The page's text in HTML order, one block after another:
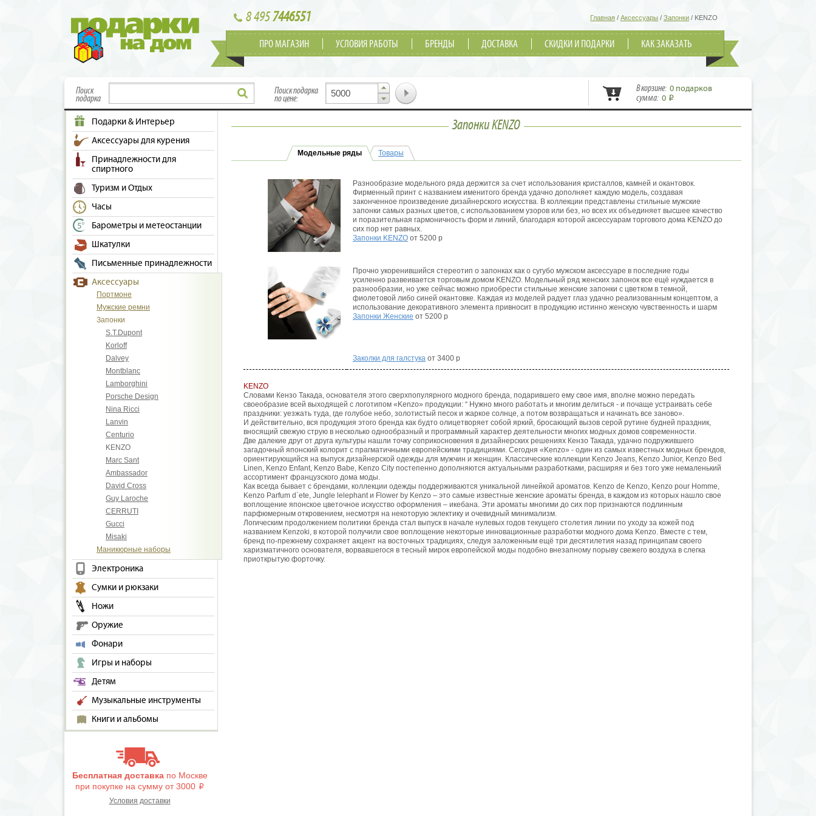
8 4957446551 Главная / Аксессуары / Запонки / KENZO
ПРО МАГАЗИН УСЛОВИЯ РАБОТЫ БРЕНДЫ ДОСТАВКА СКИДКИ И ПОДАРКИ КАК ЗАКАЗАТЬ
Поиск
подарка
Поиск подарка
по цене:
В корзине: 0 подарков
сумма: 0 i
Подарки & Интерьер
Аксессуары для курения
Принадлежности для
спиртного
Туризм и Отдых
Часы
Барометры и метеостанции
Шкатулки
Письменные принадлежности
Аксессуары
Портмоне
Мужские ремни
Запонки
S.T.Dupont
Korloff
Dalvey
Montblanc
Lamborghini
Porsche Design
Nina Ricci
Lanvin
Centurio
KENZO
Marc Sant
Ambassador
David Cross
Guy Laroche
CERRUTI
Gucci
Misaki
Маникюрные наборы
Электроника
Сумки и рюкзаки
Ножи
Оружие
Фонари
Игры и наборы
Детям
Музыкальные инструменты
Книги и альбомы
Бесплатная доставкапо Москве
при покупке на сумму от 3000 i
Условия доставки
Запонки KENZO
Модельные ряды Товары
Разнообразие модельного ряда держится за счет использования кристаллов, камней и окантовок.
Фирменный принт с названием именитого бренда удачно дополняет каждую модель, создавая
законченное произведение дизайнерского искусства. В коллекции представлены стильные мужские
запонки самых разных цветов, с использованием узоров или без, но всех их объединяет высшее качество
и поразительная гармоничность форм и линий, благодаря которой аксессуарам торгового дома KENZO до
сих пор нет равных.
Запонки KENZO от 5200 р
Прочно укоренившийся стереотип о запонках как о сугубо мужском аксессуаре в последние годы
усиленно развеивается торговым домом KENZO. Модельный ряд женских запонок все ещё нуждается в
разнообразии, но уже сейчас можно приобрести стильные женские запонки с цветком в темной,
фиолетовой либо синей окантовке. Каждая из моделей радует глаз удачно реализованным концептом, а
использование декоративного элемента привносит в продукцию истинно женскую чувственность и шарм
Запонки Женские от 5200 р
Заколки для галстука от 3400 р
KENZO
Словами Кензо Такада, основателя этого сверхпопулярного модного бренда, подарившего ему свое имя, вполне можно передать
своеобразие всей выходящей с логотипом «Kenzo» продукции: “ Нужно много работать и многим делиться - и почаще устраивать себе
праздники: уезжать туда, где голубое небо, золотистый песок и жаркое солнце, а потом возвращаться и начинать все заново».
И действительно, вся продукция этого бренда как будто олицетворяет собой яркий, бросающий вызов серой рутине будней праздник,
вносящий свежую струю в несколько однообразный и программный характер деятельности многих модных домов современности.
Две далекие друг от друга культуры нашли точку соприкосновения в дизайнерских решениях Кензо Такада, удачно подружившего
загадочный японский колорит с прагматичными европейскими традициями. Сегодня «Kenzo» - один из самых известных модных брендов,
ориентирующийся на выпуск дизайнерской одежды для мужчин и женщин. Классические коллекции Kenzo Jeans, Kenzo Junior, Kenzo Bed
Linen, Kenzo Enfant, Kenzo Babe, Kenzo City постепенно дополняются актуальными разработками, расширяя и без того уже немаленький
ассортимент французского дома моды.
Как всегда бывает с брендами, коллекции одежды поддерживаются уникальной линейкой ароматов. Kenzo de Kenzo, Kenzo pour Homme,
Kenzo Parfum d`ete, Jungle lelephant и Flower by Kenzo – это самые известные женские ароматы бренда, в каждом из которых нашло свое
воплощение японское цветочное искусство оформления – икебана. Эти ароматы многими до сих пор признаются подлинным
парфюмерным откровением, несмотря на некоторую эклектику и очевидный минимализм.
Логическим продолжением политики бренда стал выпуск в начале нулевых годов текущего столетия линии по уходу за кожей под
названием Kenzoki, в которой получили свое воплощение некоторые инновационные разработки модного дома Kenzo. Вместе с тем,
бренд по-прежнему сохраняет акцент на восточных традициях, следуя заложенным ещё три десятилетия назад принципам своего
харизматичного основателя, ворвавшегося в тесный мирок европейской моды подобно внезапному порыву свежего воздуха в слегка
приоткрытую форточку.